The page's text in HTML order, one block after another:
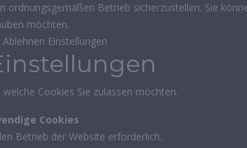
Betrieb sicherzustellen. Sie
möchten.
Ablehnen Einstellungen
Cookies Sie zulassen möchten.
Cookies
Betrieb der Website erforderlich.